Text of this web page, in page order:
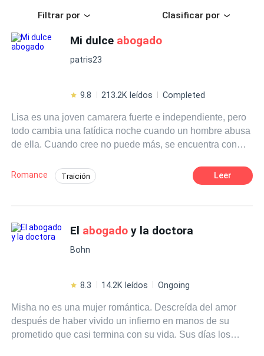
Filtrar por Clasificar por
Mi dulce abogado
patris23
9.8 213.2K leídos Completed
Lisa es una joven camarera fuerte e independiente, pero
todo cambia una fatídica noche cuando un hombre abusa
de ella. Cuando cree no puede más, se encuentra con
único capaz de salvarla de la oscuridad en la se
encuentra, con él aprenderá la vida puede ser más. ¿Qué
Romance Traición
Poder Femenino Pasión Abogado
Leer
El abogado y la doctora
Bohn
8.3 14.2K leídos Ongoing
Misha no es una mujer romántica. Descreída del amor
después de haber vivido un infierno en manos de su
prometido que casi termina con su vida. Sus días los